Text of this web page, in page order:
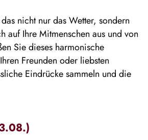
nicht nur das Wetter, sondern
auf Ihre Mitmenschen aus und von
Sie dieses harmonische
Freunden oder liebsten
Eindrücke sammeln und die